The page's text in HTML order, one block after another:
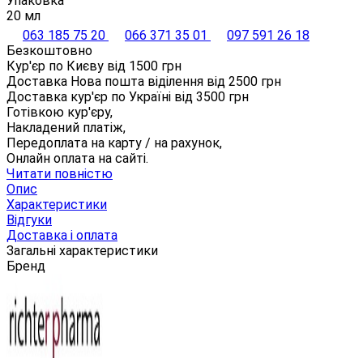
20 мл
063 185 75 20
066 371 35 01
097 591 26 18
Безкоштовно
Кур'єр по Києву від 1500 грн
Доставка Нова пошта віділення від 2500 грн
Доставка кур'єр по Україні від 3500 грн
Готівкою кур'єру,
Накладений платіж,
Передоплата на карту / на рахунок,
Онлайн оплата на сайті.
Читати повністю
Опис
Характеристики
Відгуки
Доставка і оплата
Загальні характеристики
Бренд